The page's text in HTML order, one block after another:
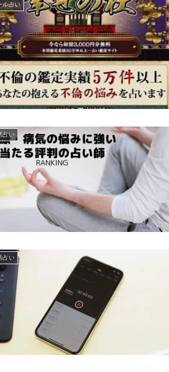
ル占い
占い
占い